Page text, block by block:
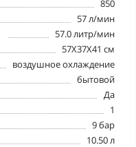
850
57 л/мин
57.0 литр/мин
57Х37Х41 см
воздушное охлаждение
бытовой
Да
1
9 бар
10.50 л